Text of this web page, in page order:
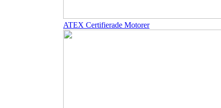
ATEX Certifierade Motorer